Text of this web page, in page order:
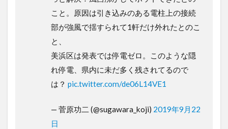
こと。原因は引き込みのある電柱上の接続
部が強風で揺すられて1軒だけ外れたとのこ
と、
美浜区は発表では停電ゼロ。このような隠
れ停電、県内に未だ多く残されてるので
は？ pic.twitter.com/de06L14VE1
— 菅原功二 (@sugawara_koji) 2019年9月22
日